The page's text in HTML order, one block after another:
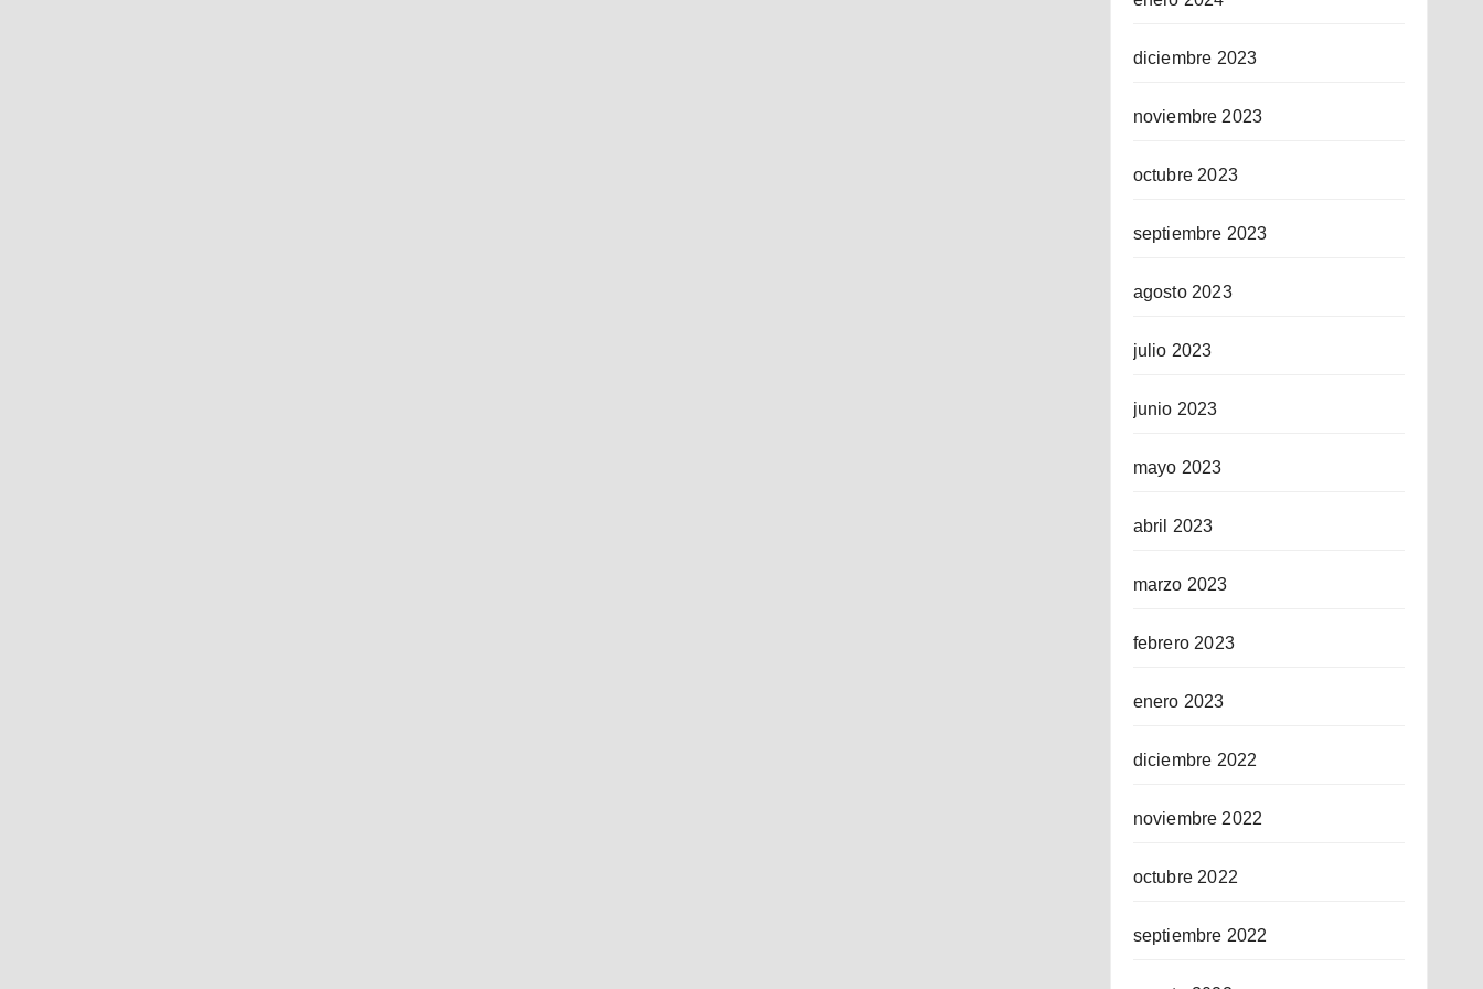
diciembre 2023
noviembre 2023
octubre 2023
septiembre 2023
agosto 2023
julio 2023
junio 2023
mayo 2023
abril 2023
marzo 2023
febrero 2023
enero 2023
diciembre 2022
noviembre 2022
octubre 2022
septiembre 2022